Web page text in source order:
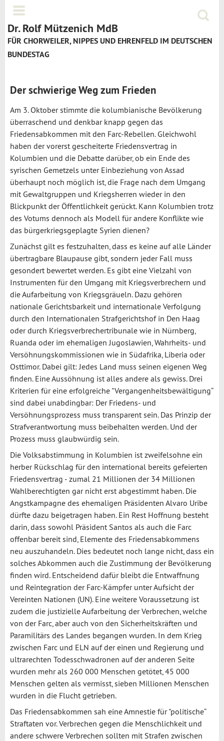
Dr. Rolf Mützenich MdB
FÜR CHORWEILER, NIPPES UND EHRENFELD IM DEUTSCHEN
BUNDESTAG
Der schwierige Weg zum Frieden
Am 3. Oktober stimmte die kolumbianische Bevölkerung
überraschend und denkbar knapp gegen das
Friedensabkommen mit den Farc-Rebellen. Gleichwohl
haben der vorerst gescheiterte Friedensvertrag in
Kolumbien und die Debatte darüber, ob ein Ende des
syrischen Gemetzels unter Einbeziehung von Assad
überhaupt noch möglich ist, die Frage nach dem Umgang
mit Gewaltgruppen und Kriegsherren wieder in den
Blickpunkt der Öffentlichkeit gerückt. Kann Kolumbien trotz
des Votums dennoch als Modell für andere Konflikte wie
das bürgerkriegsgeplagte Syrien dienen?
Zunächst gilt es festzuhalten, dass es keine auf alle Länder
übertragbare Blaupause gibt, sondern jeder Fall muss
gesondert bewertet werden. Es gibt eine Vielzahl von
Instrumenten für den Umgang mit Kriegsverbrechern und
die Aufarbeitung von Kriegsgräueln. Dazu gehören
nationale Gerichtsbarkeit und internationale Verfolgung
durch den Internationalen Strafgerichtshof in Den Haag
oder durch Kriegsverbrechertribunale wie in Nürnberg,
Ruanda oder im ehemaligen Jugoslawien, Wahrheits- und
Versöhnungskommissionen wie in Südafrika, Liberia oder
Osttimor. Dabei gilt: Jedes Land muss seinen eigenen Weg
finden. Eine Aussöhnung ist alles andere als gewiss. Drei
Kriterien für eine erfolgreiche "Vergangenheitsbewältigung“
sind dabei unabdingbar: Der Friedens- und
Versöhnungsprozess muss transparent sein. Das Prinzip der
Strafverantwortung muss beibehalten werden. Und der
Prozess muss glaubwürdig sein.
Die Volksabstimmung in Kolumbien ist zweifelsohne ein
herber Rückschlag für den international bereits gefeierten
Friedensvertrag - zumal 21 Millionen der 34 Millionen
Wahlberechtigten gar nicht erst abgestimmt haben. Die
Angstkampagne des ehemaligen Präsidenten Alvaro Uribe
dürfte dazu beigetragen haben. Ein Rest Hoffnung besteht
darin, dass sowohl Präsident Santos als auch die Farc
offenbar bereit sind, Elemente des Friedensabkommens
neu auszuhandeln. Dies bedeutet noch lange nicht, dass ein
solches Abkommen auch die Zustimmung der Bevölkerung
finden wird. Entscheidend dafür bleibt die Entwaffnung
und Reintegration der Farc-Kämpfer unter Aufsicht der
Vereinten Nationen (UN). Eine weitere Voraussetzung ist
zudem die justizielle Aufarbeitung der Verbrechen, welche
von der Farc, aber auch von den Sicherheitskräften und
Paramilitärs des Landes begangen wurden. In dem Krieg
zwischen Farc und ELN auf der einen und Regierung und
ultrarechten Todesschwadronen auf der anderen Seite
wurden mehr als 260 000 Menschen getötet, 45 000
Menschen gelten als vermisst, sieben Millionen Menschen
wurden in die Flucht getrieben.
Das Friedensabkommen sah eine Amnestie für "politische“
Straftaten vor. Verbrechen gegen die Menschlichkeit und
andere schwere Verbrechen sollten mit Strafen zwischen